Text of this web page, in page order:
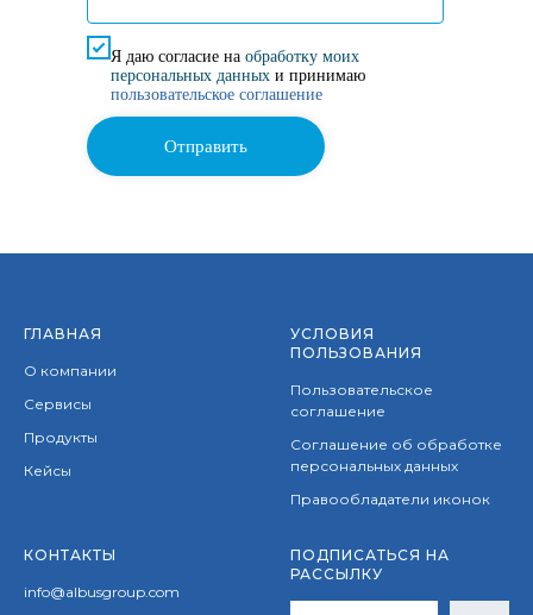
Я даю согласие на обработку моих
персональных данных и принимаю
пользовательское соглашение
Отправить
ГЛАВНАЯ
О компании
Сервисы
Продукты
Кейсы
УСЛОВИЯ
ПОЛЬЗОВАНИЯ
Пользовательское
соглашение
Соглашение об обработке
персональных данных
Правообладатели иконок
КОНТАКТЫ
info@albusgroup.com
ПОДПИСАТЬСЯ НА
РАССЫЛКУ